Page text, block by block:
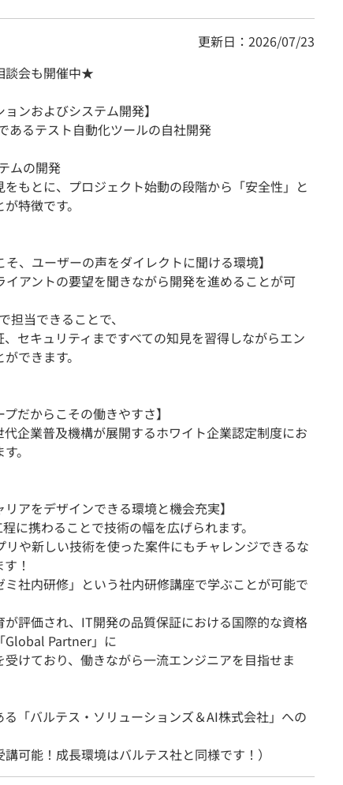
更新日：2026/07/23
談会も開催中★
ンおよびシステム開発】
あるテスト自動化ツールの自社開発
ムの開発
もとに、プロジェクト始動の段階から「安全性」と
特徴です。
、ユーザーの声をダイレクトに聞ける環境】
アントの要望を聞きながら開発を進めることが可
当できることで、
セキュリティまですべての知見を習得しながらエン
できます。
だからこその働きやすさ】
企業普及機構が展開するホワイト企業認定制度にお
。
アをデザインできる環境と機会充実】
に携わることで技術の幅を広げられます。
や新しい技術を使った案件にもチャレンジできるな
！
社内研修」という社内研修講座で学ぶことが可能で
評価され、IT開発の品質保証における国際的な資格
Global Partner」に
けており、働きながら一流エンジニアを目指せま
「バルテス・ソリューションズ＆AI株式会社」への
可能！成長環境はバルテス社と同様です！）